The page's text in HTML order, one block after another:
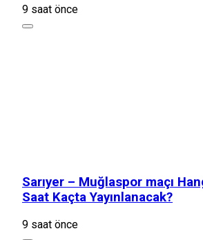
9 saat önce
Sarıyer – Muğlaspor maçı
Saat Kaçta Yayınlanacak?
9 saat önce